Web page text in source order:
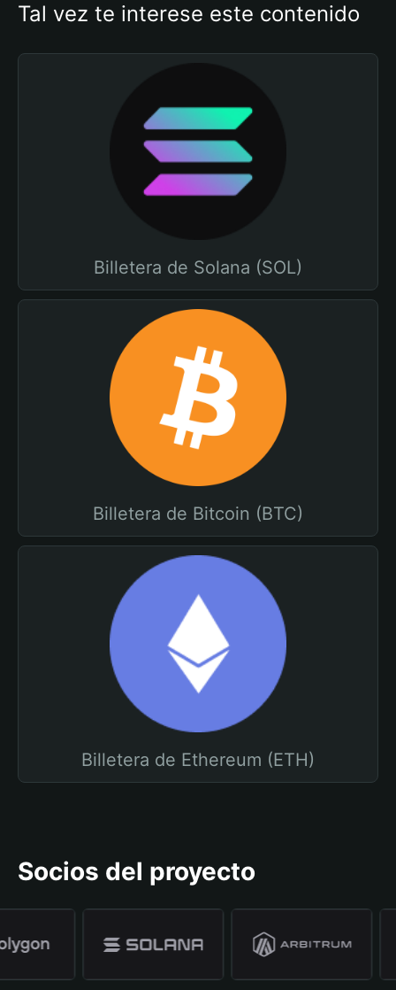
Tal vez te interese este contenido
Billetera de Solana (SOL)
Billetera de Bitcoin (BTC)
Billetera de Ethereum (ETH)
Socios del proyecto